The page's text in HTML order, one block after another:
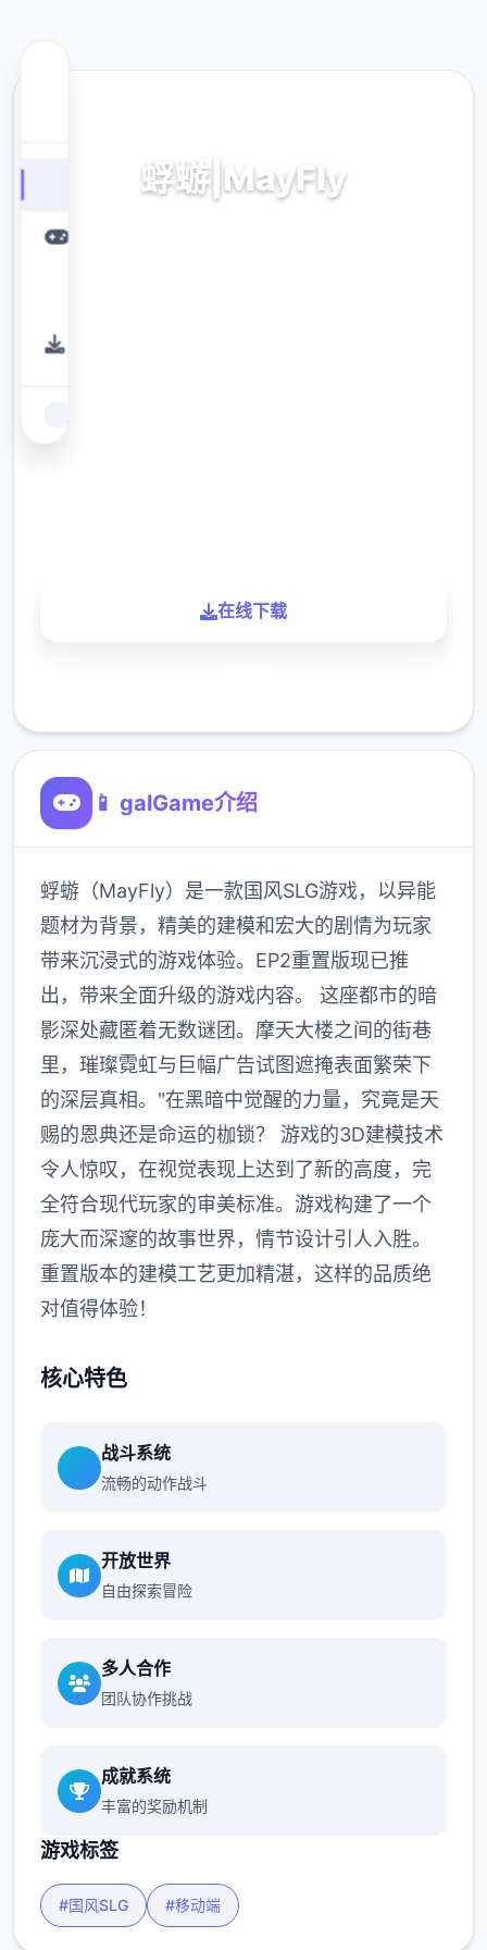
蜉蝣|MayFly
在线下载
📱 galGame介绍
蜉蝣（MayFly）是一款国风SLG游戏，以异能
题材为背景，精美的建模和宏大的剧情为玩家
带来沉浸式的游戏体验。EP2重置版现已推
出，带来全面升级的游戏内容。 这座都市的暗
影深处藏匿着无数谜团。摩天大楼之间的街巷
里，璀璨霓虹与巨幅广告试图遮掩表面繁荣下
的深层真相。"在黑暗中觉醒的力量，究竟是天
赐的恩典还是命运的枷锁？ 游戏的3D建模技术
令人惊叹，在视觉表现上达到了新的高度，完
全符合现代玩家的审美标准。游戏构建了一个
庞大而深邃的故事世界，情节设计引人入胜。
重置版本的建模工艺更加精湛，这样的品质绝
对值得体验！
核心特色
战斗系统
流畅的动作战斗
开放世界
自由探索冒险
多人合作
团队协作挑战
成就系统
丰富的奖励机制
游戏标签
#国风SLG #移动端